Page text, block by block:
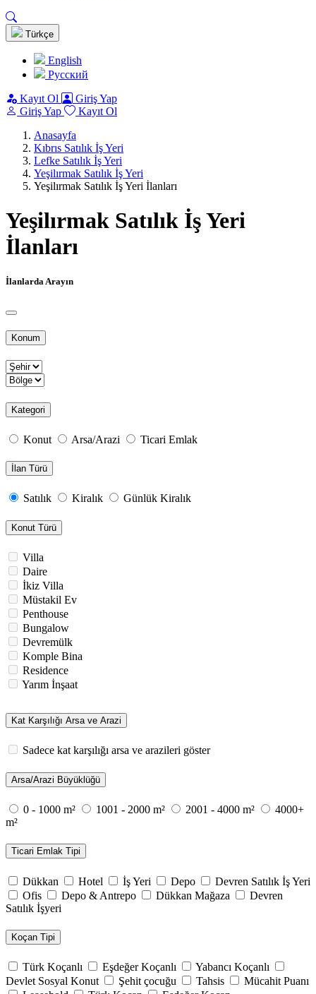
Türkçe
English
Pусский
Kayıt Ol
Giriş Yap
Giriş Yap
Kayıt Ol
Anasayfa
Kıbrıs Satılık İş Yeri
Lefke Satılık İş Yeri
Yeşilırmak Satılık İş Yeri
Yeşilırmak Satılık İş Yeri İlanları
Yeşilırmak Satılık İş Yeri
İlanları
İlanlarda Arayın
Konum
Kategori
Konut Arsa/Arazi Ticari Emlak
İlan Türü
Satılık Kiralık Günlük Kiralık
Konut Türü
Villa
Daire
İkiz Villa
Müstakil Ev
Penthouse
Bungalow
Devremülk
Komple Bina
Residence
Yarım İnşaat
Kat Karşılığı Arsa ve Arazi
Sadece kat karşılığı arsa ve arazileri göster
Arsa/Arazi Büyüklüğü
0 - 1000 m² 1001 - 2000 m² 2001 - 4000 m²
4000+
m²
Ticari Emlak Tipi
Dükkan Hotel İş Yeri Depo
Devren Satılık İş Yeri
Ofis
Depo & Antrepo Dükkan Mağaza
Devren
Satılık İşyeri
Koçan Tipi
Türk Koçanlı Eşdeğer Koçanlı
Yabancı Koçanlı
Devlet Sosyal Konut
Şehit çocuğu Tahsis
Mücahit Puanı